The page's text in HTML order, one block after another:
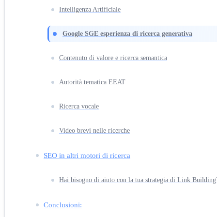
Intelligenza Artificiale
Google SGE esperienza di ricerca generativa
Contenuto di valore e ricerca semantica
Autorità tematica EEAT
Ricerca vocale
Video brevi nelle ricerche
SEO in altri motori di ricerca
Hai bisogno di aiuto con la tua strategia di Link
Conclusioni: